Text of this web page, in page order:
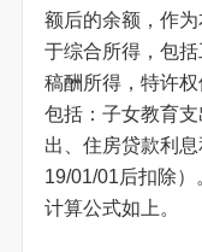
额后的余额，作
于综合所得，包
稿酬所得，特许
包括：子女教育
出、住房贷款利
19/01/01后扣除）
计算公式如上。